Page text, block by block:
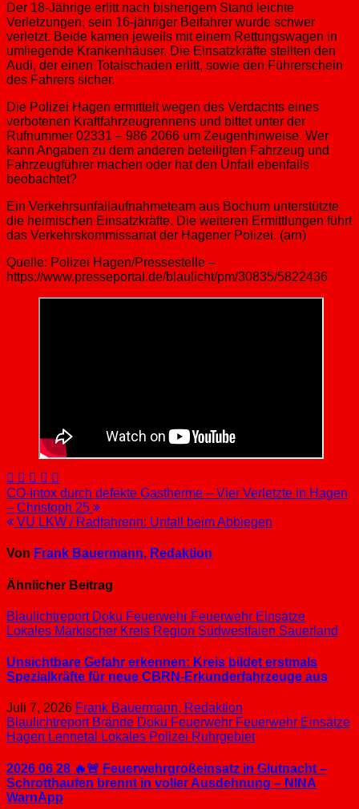
Der 18-Jährige erlitt nach bisherigem Stand leichte
Verletzungen, sein 16-jähriger Beifahrer wurde schwer
verletzt. Beide kamen jeweils mit einem Rettungswagen in
umliegende Krankenhäuser. Die Einsatzkräfte stellten den
Audi, der einen Totalschaden erlitt, sowie den Führerschein
des Fahrers sicher.
Die Polizei Hagen ermittelt wegen des Verdachts eines
verbotenen Kraftfahrzeugrennens und bittet unter der
Rufnummer 02331 – 986 2066 um Zeugenhinweise. Wer
kann Angaben zu dem anderen beteiligten Fahrzeug und
Fahrzeugführer machen oder hat den Unfall ebenfalls
beobachtet?
Ein Verkehrsunfallaufnahmeteam aus Bochum unterstützte
die heimischen Einsatzkräfte. Die weiteren Ermittlungen führt
das Verkehrskommissariat der Hagener Polizei. (arn)
Quelle: Polizei Hagen/Pressestelle –
https://www.presseportal.de/blaulicht/pm/30835/5822436
Beitragsnavigation
CO-Intox durch defekte Gastherme – Vier Verletzte in Hagen
– Christoph 25
VU LKW / Radfahrerin: Unfall beim Abbiegen
Von Frank Bauermann, Redaktion
Ähnlicher Beitrag
Blaulichtreport Doku Feuerwehr Feuerwehr Einsätze
Lokales Märkischer Kreis Region Südwestfalen Sauerland
Unsichtbare Gefahr erkennen: Kreis bildet erstmals
Spezialkräfte für neue CBRN-Erkunderfahrzeuge aus
Juli 7, 2026 Frank Bauermann, Redaktion
Blaulichtreport Brände Doku Feuerwehr Feuerwehr Einsätze
Hagen Lennetal Lokales Polizei Ruhrgebiet
2026 06 28 🔥🚨 Feuerwehrgroßeinsatz in Glutnacht –
Schrotthaufen brennt in voller Ausdehnung – NINA
WarnApp